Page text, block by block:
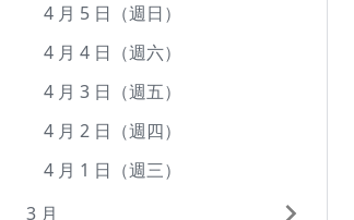
8 月 2 日（週日）
8 月 1 日（週六）
7 月 3 日（週五）
7 月 2 日（週四）
7 月 1 日（週三）
6 月 3 日（週三）
6 月 2 日（週二）
6 月 1 日（週一）
5 月 5 日（週二）
5 月 4 日（週一）
5 月 3 日（週日）
5 月 2 日（週六）
5 月 1 日（週五）
4 月 5 日（週日）
4 月 4 日（週六）
4 月 3 日（週五）
4 月 2 日（週四）
4 月 1 日（週三）
3 月